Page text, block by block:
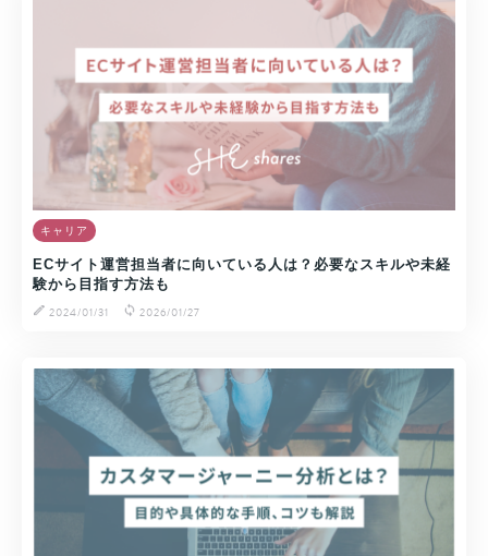
キャリア
ECサイト運営担当者に向いている人は？必要なスキルや未経
験から目指す方法も
2024/01/31
2026/01/27